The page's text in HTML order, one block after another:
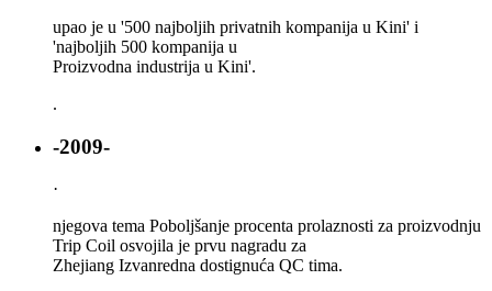
upao je u '500 najboljih privatnih kompanija u Kini' i
'najboljih 500 kompanija u
Proizvodna industrija u Kini'.
.
-2009-
·
njegova tema Poboljšanje procenta prolaznosti za proizvodnju
Trip Coil osvojila je prvu nagradu za
Zhejiang Izvanredna dostignuća QC tima.